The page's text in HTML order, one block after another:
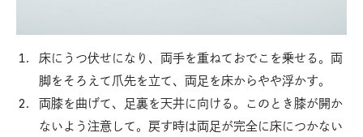
床にうつ伏せになり、両手を重ねておでこを乗せる。両
脚をそろえて爪先を立て、両足を床からやや浮かす。
両膝を曲げて、足裏を天井に向ける。このとき膝が開か
ないよう注意して。戻す時は両足が完全に床につかない